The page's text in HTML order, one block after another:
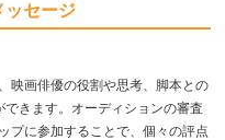
ッセージ
映画俳優の役割や思考、脚本との
きます。オーディションの審査
プに参加することで、個々の評点